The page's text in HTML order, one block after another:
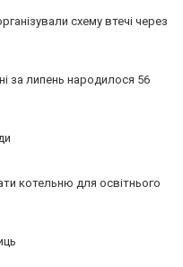
схему втечі через
за липень народилося 56
котельню для освітнього